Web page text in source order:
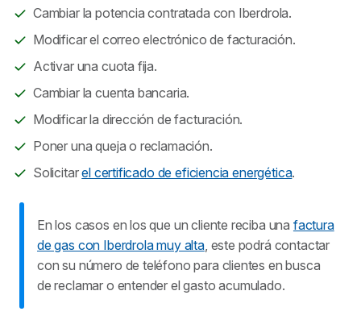
Cambiar la potencia contratada con Iberdrola.
Modificar el correo electrónico de facturación.
Activar una cuota fija.
Cambiar la cuenta bancaria.
Modificar la dirección de facturación.
Poner una queja o reclamación.
Solicitarel certificado de eficiencia energética.
En los casos en los que un cliente reciba una factura
de gas con Iberdrola muy alta, este podrá contactar
con su número de teléfono para clientes en busca
de reclamar o entender el gasto acumulado.